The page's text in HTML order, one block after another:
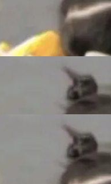
，Spa
，支
的面
沛的经
Spark
括：
install.
划、写
，Muse
这些后
校
。整个
难度
。
T
场景的